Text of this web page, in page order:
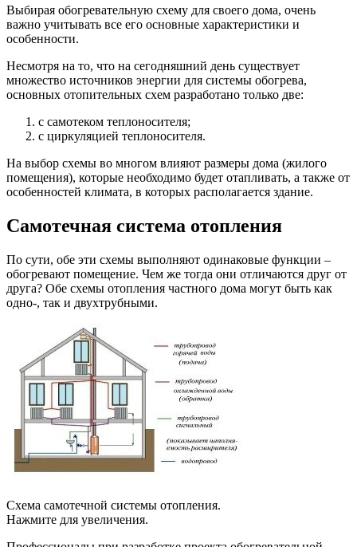
Выбирая обогревательную схему для своего дома, очень
важно учитывать все его основные характеристики и
особенности.
Несмотря на то, что на сегодняшний день существует
множество источников энергии для системы обогрева,
основных отопительных схем разработано только две:
с самотеком теплоносителя;
с циркуляцией теплоносителя.
На выбор схемы во многом влияют размеры дома (жилого
помещения), которые необходимо будет отапливать, а также от
особенностей климата, в которых располагается здание.
Самотечная система отопления
По сути, обе эти схемы выполняют одинаковые функции –
обогревают помещение. Чем же тогда они отличаются друг от
друга? Обе схемы отопления частного дома могут быть как
одно-, так и двухтрубными.
Схема самотечной системы отопления.
Нажмите для увеличения.